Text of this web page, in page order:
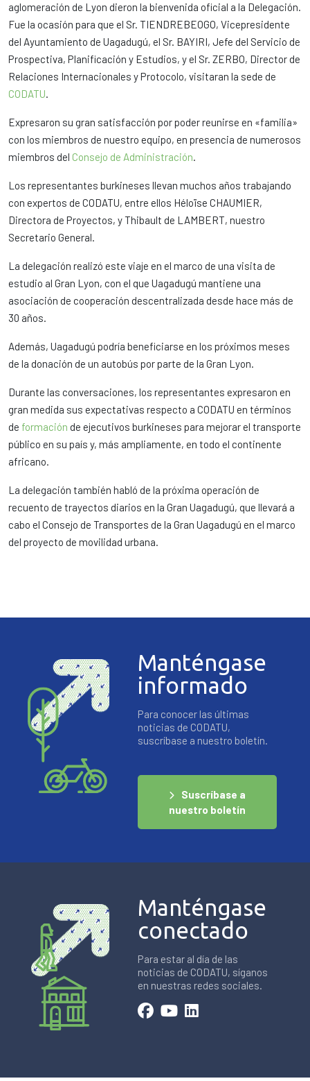
aglomeración de Lyon dieron la bienvenida oficial a la Delegación.
Fue la ocasión para que el Sr. TIENDREBEOGO, Vicepresidente
del Ayuntamiento de Uagadugú, el Sr. BAYIRI, Jefe del Servicio de
Prospectiva, Planificación y Estudios, y el Sr. ZERBO, Director de
Relaciones Internacionales y Protocolo, visitaran la sede de
CODATU.
Expresaron su gran satisfacción por poder reunirse en «familia»
con los miembros de nuestro equipo, en presencia de numerosos
miembros del Consejo de Administración.
Los representantes burkineses llevan muchos años trabajando
con expertos de CODATU, entre ellos Héloïse CHAUMIER,
Directora de Proyectos, y Thibault de LAMBERT, nuestro
Secretario General.
La delegación realizó este viaje en el marco de una visita de
estudio al Gran Lyon, con el que Uagadugú mantiene una
asociación de cooperación descentralizada desde hace más de
30 años.
Además, Uagadugú podría beneficiarse en los próximos meses
de la donación de un autobús por parte de la Gran Lyon.
Durante las conversaciones, los representantes expresaron en
gran medida sus expectativas respecto a CODATU en términos
de formación de ejecutivos burkineses para mejorar el transporte
público en su país y, más ampliamente, en todo el continente
africano.
La delegación también habló de la próxima operación de
recuento de trayectos diarios en la Gran Uagadugú, que llevará a
cabo el Consejo de Transportes de la Gran Uagadugú en el marco
del proyecto de movilidad urbana.
Manténgase
informado
Para conocer las últimas
noticias de CODATU,
suscríbase a nuestro boletín.
Suscríbase a
nuestro boletín
Manténgase
conectado
Para estar al día de las
noticias de CODATU, síganos
en nuestras redes sociales.